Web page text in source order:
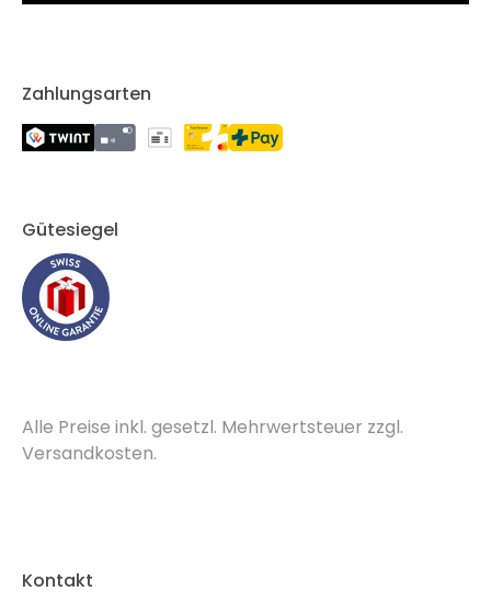
Zahlungsarten
Gütesiegel
Alle Preise inkl. gesetzl. Mehrwertsteuer zzgl.
Versandkosten.
Kontakt